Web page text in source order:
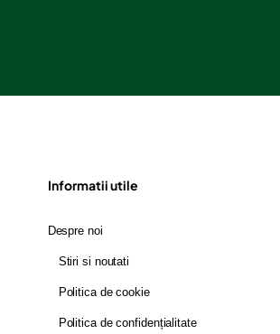
Informatii utile
Despre noi
Stiri si noutati
Politica de cookie
Politica de confidențialitate